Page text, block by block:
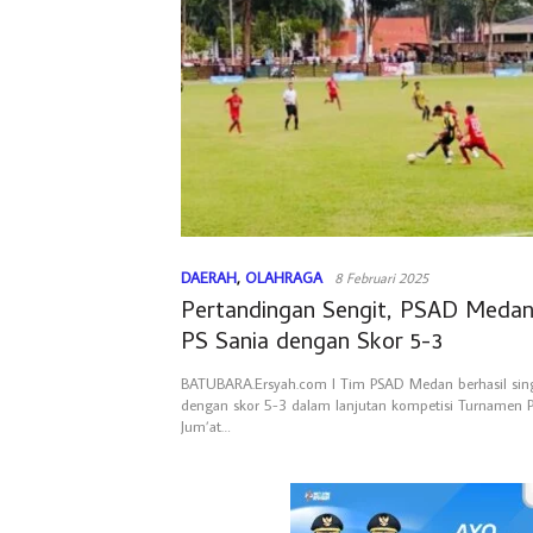
DAERAH, OLAHRAGA 8 Februari 2025
Pertandingan Sengit, PSAD
PS Sania dengan Skor 5-3
BATUBARA.Ersyah.com l Tim PSAD Medan berhasil
dengan skor 5-3 dalam lanjutan kompetisi Turnamen
Jum’at…